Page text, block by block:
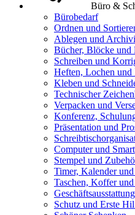
Büro &
Bürobedarf
Ordnen und
Ablegen und
Bücher, Blöcke und
Schreiben und
Heften, Lochen und
Kleben und
Technischer
Verpacken und
Konferenz,
Präsentation und
Computer und
Stempel und
Timer, Kalender und
Taschen, Koffer
Geschäftsausstattung
Schutz und Erste